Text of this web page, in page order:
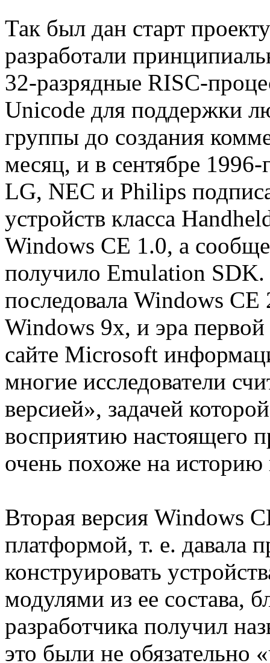
Так был дан старт
разработали
32-разрядные RISC-
Unicode для поддержки
группы до создания
месяц, и в сентябре
LG, NEC и Philips
устройств класса
Windows CE 1.0, а
получило Emulation
последовала Windows
Windows 9x, и эра
сайте Microsoft
многие исследователи
версией», задачей
восприятию настоящего
очень похоже на
Вторая версия Windows
платформой, т. е. давала
конструировать
модулями из ее состава,
разработчика получил
это были не